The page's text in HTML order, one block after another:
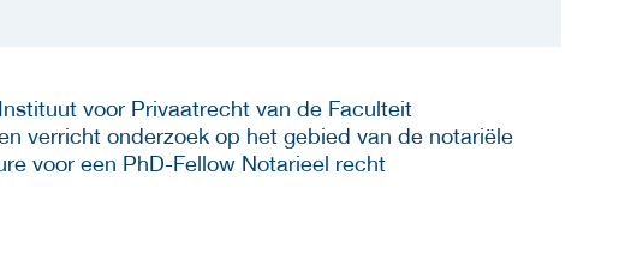
voor Privaatrecht van de Faculteit
verricht onderzoek op het gebied van de notariële
voor een PhD-Fellow Notarieel recht